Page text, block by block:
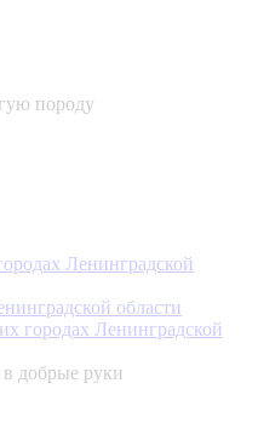
породу
Ленинградской
области
городах Ленинградской
в добрые руки